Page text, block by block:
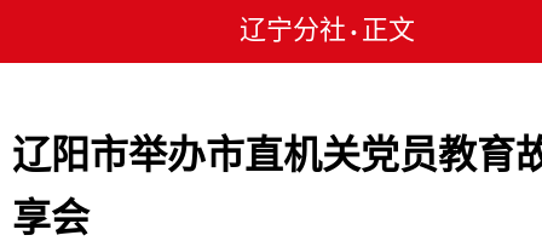
辽宁分社 • 正文
辽阳市举办市直机关党员教育
享会